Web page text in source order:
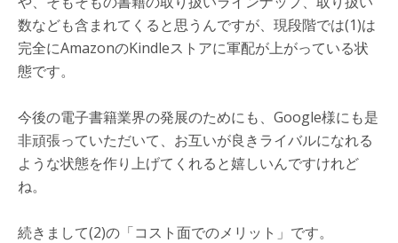
数なども含まれてくると思うんですが、現段階では(1)は
完全にAmazonのKindleストアに軍配が上がっている状
態です。
今後の電子書籍業界の発展のためにも、Google様にも是
非頑張っていただいて、お互いが良きライバルになれる
ような状態を作り上げてくれると嬉しいんですけれど
ね。
続きまして(2)の「コスト面でのメリット」です。